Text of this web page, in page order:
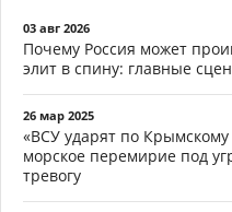
03 авг 2026
Почему Россия может
элит в спину: главные
26 мар 2025
«ВСУ ударят по
морское перемирие под
тревогу